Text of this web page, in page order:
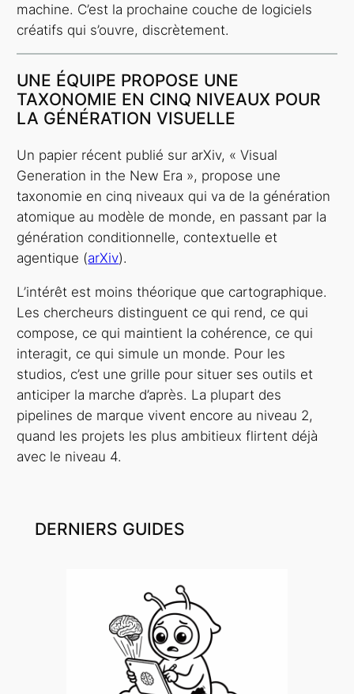
machine. C’est la prochaine couche de logiciels
créatifs qui s’ouvre, discrètement.
UNE ÉQUIPE PROPOSE UNE
TAXONOMIE EN CINQ NIVEAUX POUR
LA GÉNÉRATION VISUELLE
Un papier récent publié sur arXiv, « Visual
Generation in the New Era », propose une
taxonomie en cinq niveaux qui va de la génération
atomique au modèle de monde, en passant par la
génération conditionnelle, contextuelle et
agentique (arXiv).
L’intérêt est moins théorique que cartographique.
Les chercheurs distinguent ce qui rend, ce qui
compose, ce qui maintient la cohérence, ce qui
interagit, ce qui simule un monde. Pour les
studios, c’est une grille pour situer ses outils et
anticiper la marche d’après. La plupart des
pipelines de marque vivent encore au niveau 2,
quand les projets les plus ambitieux flirtent déjà
avec le niveau 4.
DERNIERS GUIDES